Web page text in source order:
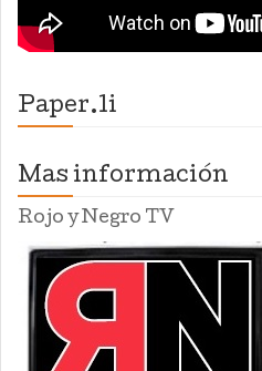
Paper.li
Mas información
Rojo y Negro TV